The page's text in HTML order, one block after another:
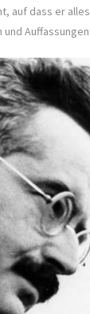
auf dass er